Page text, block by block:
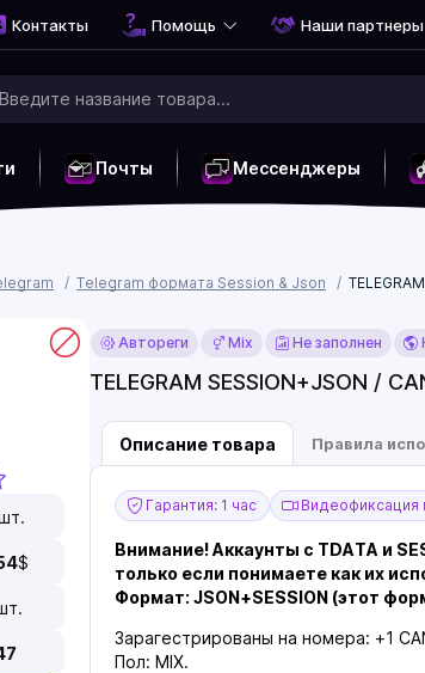
Контакты Помощь Наши партнеры
Почты Мессенджеры
Telegram формата Session & Json
$
Автореги Mix Не заполнен
TELEGRAM SESSION+JSON /
Описание товара Правила
Гарантия: 1 час Видеофиксация
Внимание! Аккаунты с TDATA и
только если понимаете как их
Формат: JSON+SESSION (этот
Зарагестрированы на номера: +1
Пол: MIX.